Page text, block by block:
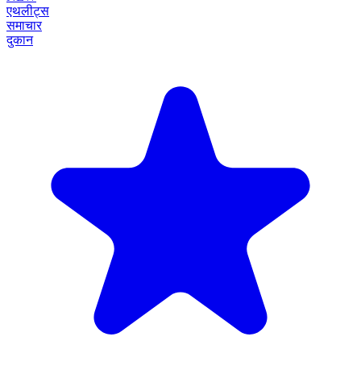
एथलीट्स
समाचार
दुकान